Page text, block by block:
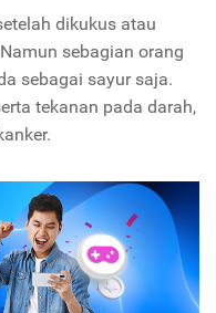
dikukus atau
sebagian orang
sebagai sayur saja.
tekanan pada darah,